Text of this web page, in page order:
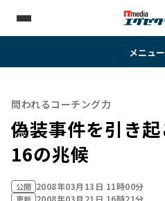
メニュー
問われるコーチング力
偽装事件を引き
16の兆候
公開 2008年03月13日 11時00分
2008年03月21日 16時21分